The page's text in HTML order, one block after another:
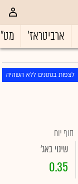
ארביטראז'
לצפות בנתונים ללא השהיה
סוף יום
שינוי באג'
0.35